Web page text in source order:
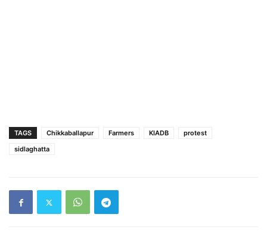
TAGS Chikkaballapur Farmers KIADB
protest
sidlaghatta